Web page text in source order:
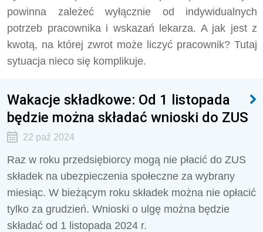
powinna zależeć wyłącznie od indywidualnych
potrzeb pracownika i wskazań lekarza. A jak jest z
kwotą, na której zwrot może liczyć pracownik? Tutaj
sytuacja nieco się komplikuje.
Wakacje składkowe: Od 1 listopada
będzie można składać wnioski do ZUS
22 paź 2024
Raz w roku przedsiębiorcy mogą nie płacić do ZUS
składek na ubezpieczenia społeczne za wybrany
miesiąc. W bieżącym roku składek można nie opłacić
tylko za grudzień. Wnioski o ulgę można będzie
składać od 1 listopada 2024 r.